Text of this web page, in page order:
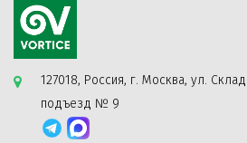
127018, Россия, г. Москва, ул.
подъезд № 9